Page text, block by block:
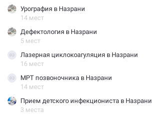
Урография в Назрани
14 мест
Дефектология в Назрани
5 мест
Лазерная циклокоагуляция в Назрани
16 мест
МРТ позвоночника в Назрани
14 мест
Прием детского инфекциониста в Назрани
3 места